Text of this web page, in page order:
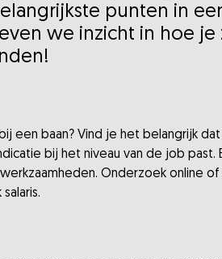
punten in
we inzicht in hoe
een baan? Vind je het belangrijk
bij het niveau van de job past.
Onderzoek online